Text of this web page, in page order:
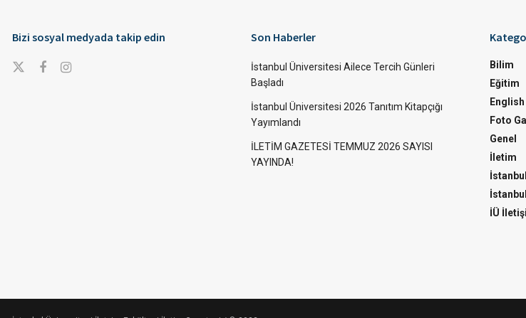
Bizi sosyal medyada takip edin Son Haberler
İstanbul Üniversitesi Ailece Tercih Günleri
Başladı
İstanbul Üniversitesi 2026 Tanıtım Kitapçığı
Yayımlandı
İLETİM GAZETESİ TEMMUZ 2026 SAYISI
YAYINDA!
Bilim
Eğitim
English
Foto
Genel
İletim
İstanbul
İÜ